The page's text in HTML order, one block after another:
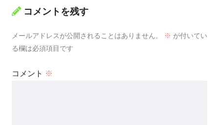
コメントを残す
メールアドレスが公開されることはありません。 ※ が付いてい
る欄は必須項目です
コメント ※